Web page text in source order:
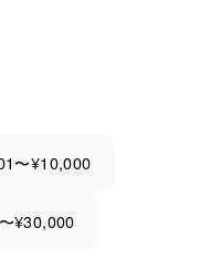
〜¥10,000
¥30,000